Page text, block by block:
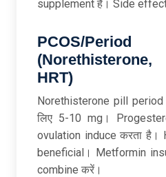
supplement है। Side
PCOS/
(Norethisterone,
HRT)
Norethisterone pill
लिए 5-10 mg।
ovulation induce करता है।
beneficial। Metformin
combine करें।